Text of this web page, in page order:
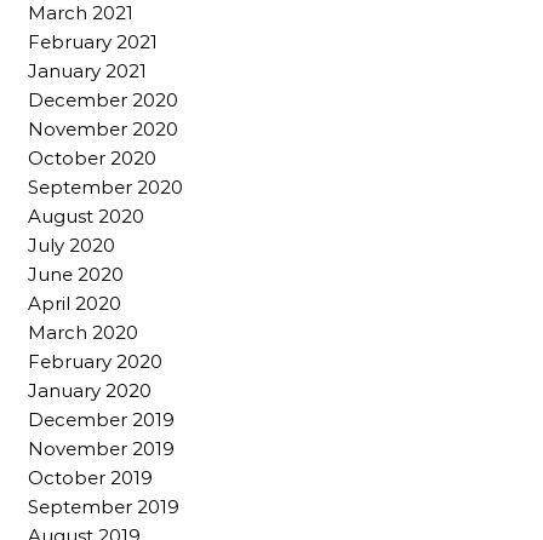
March 2021
February 2021
January 2021
December 2020
November 2020
October 2020
September 2020
August 2020
July 2020
June 2020
April 2020
March 2020
February 2020
January 2020
December 2019
November 2019
October 2019
September 2019